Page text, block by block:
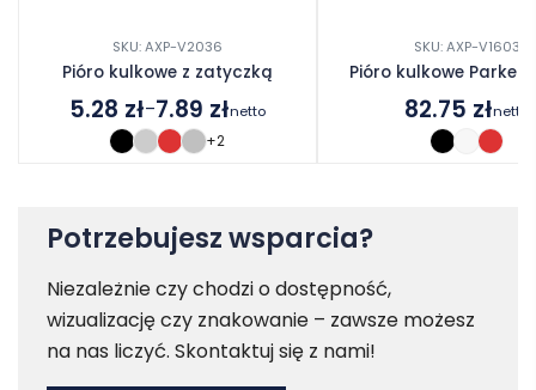
SKU: AXP-V2036
Pióro kulkowe z zatyczką
5.28 zł–7.89 zł
Zakres
7.89 zł
netto
+2
SKU: AXP-V1603
Pióro kulkowe Parker
82.75 złnetto
Potrzebujesz wsparcia?
Niezależnie czy chodzi o dostępność,
wizualizację czy znakowanie – zawsze możesz
na nas liczyć. Skontaktuj się z nami!